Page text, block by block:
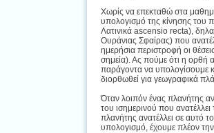
Χωρίς να επεκταθώ στα
υπολογισμό της κίνησης του
Λατινικά ascensio recta),
Ουράνιας Σφαίρας) που
ημερήσια περιστροφή οι
σημεία). Ας πούμε ότι η ορθή
παράγοντα να υπολογίσουμε
διορθωθεί για γεωγραφικά
Όταν λοιπόν ένας πλανήτης
του ισημερινού που
πλανήτης ανατέλλει σε αυτό
υπολογισμό, έχουμε πλέον